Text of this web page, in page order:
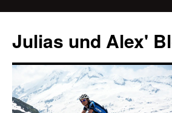
Julias und Alex'